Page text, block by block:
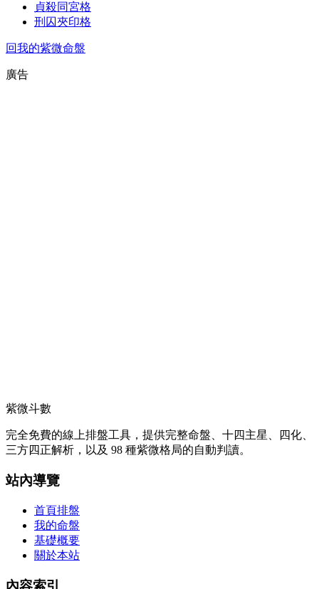
貞殺同宮格
刑囚夾印格
回我的紫微命盤
廣告
紫微斗數
完全免費的線上排盤工具，提供完整命盤、十四主星、四化、
三方四正解析，以及 98 種紫微格局的自動判讀。
站內導覽
首頁排盤
我的命盤
基礎概要
關於本站
內容索引